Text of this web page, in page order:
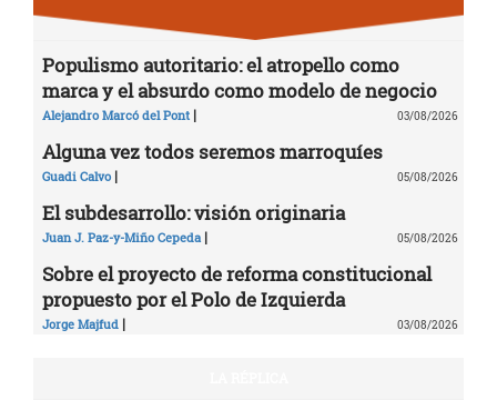
Populismo autoritario: el atropello como
marca y el absurdo como modelo de negocio
Alejandro Marcó del Pont | 03/08/2026
Alguna vez todos seremos marroquíes
Guadi Calvo | 05/08/2026
El subdesarrollo: visión originaria
Juan J. Paz-y-Miño Cepeda| 05/08/2026
Sobre el proyecto de reforma constitucional
propuesto por el Polo de Izquierda
Jorge Majfud | 03/08/2026